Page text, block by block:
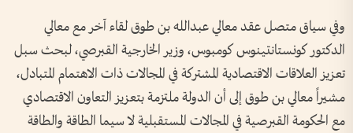
وفي سياق متصل عقد معالي عبدالله بن طوق لقاء آخر مع معالي
الدكتور كونستانتينوس كومبوس، وزير الخارجية القبرصي، لبحث سبل
تعزيز العلاقات الاقتصادية المشتركة في المجالات ذات الاهتمام المتبادل،
مشيراً معالي بن طوق إلى أن الدولة ملتزمة بتعزيز التعاون الاقتصادي
مع الحكومة القبرصية في المجالات المستقبلية لا سيما الطاقة والطاقة